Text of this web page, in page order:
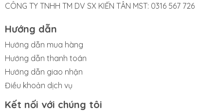
CÔNG TY TNHH TM DV SX KIẾN TÂN MST: 0316 567 726
Hướng dẫn
Hướng dẫn mua hàng
Hướng dẫn thanh toán
Hướng dẫn giao nhận
Điều khoản dịch vụ
Kết nối với chúng tôi